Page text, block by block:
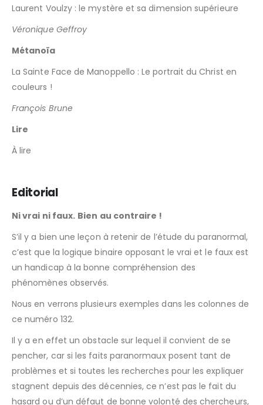
Laurent Voulzy : le mystère et sa dimension supérieure
Véronique Geffroy
Métanoïa
La Sainte Face de Manoppello : Le portrait du Christ en
couleurs !
François Brune
Lire
À lire
Editorial
Ni vrai ni faux. Bien au contraire !
S’il y a bien une leçon à retenir de l’étude du paranormal,
c’est que la logique binaire opposant le vrai et le faux est
un handicap à la bonne compréhension des
phénomènes observés.
Nous en verrons plusieurs exemples dans les colonnes de
ce numéro 132.
Il y a en effet un obstacle sur lequel il convient de se
pencher, car si les faits paranormaux posent tant de
problèmes et si toutes les recherches pour les expliquer
stagnent depuis des décennies, ce n’est pas le fait du
hasard ou d’un défaut de bonne volonté des chercheurs,